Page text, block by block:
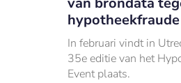
hypotheekfraude
In februari vindt in
35e editie van het
Event plaats.